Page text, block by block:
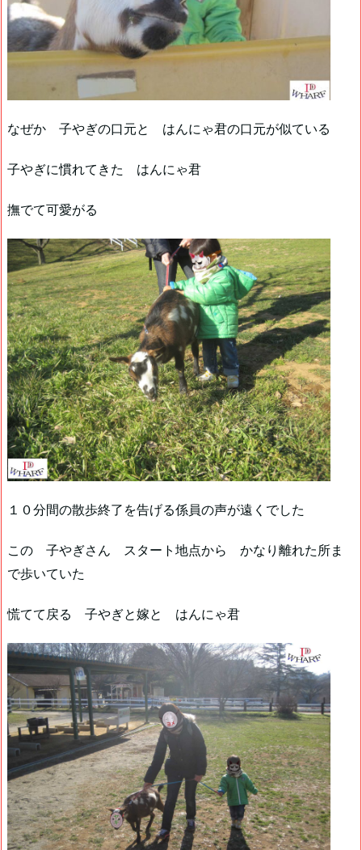
なぜか 子やぎの口元と はんにゃ君の口元が似ている
子やぎに慣れてきた はんにゃ君
撫でて可愛がる
１０分間の散歩終了を告げる係員の声が遠くでした
この 子やぎさん スタート地点から かなり離れた所ま
で歩いていた
慌てて戻る 子やぎと嫁と はんにゃ君